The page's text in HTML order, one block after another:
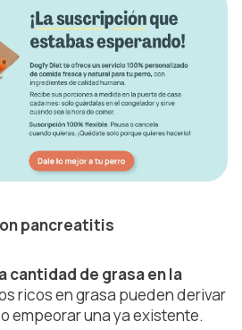
pancreatitis
cantidad de grasa en la
ricos en grasa puedenderivar
empeorar una ya existente.